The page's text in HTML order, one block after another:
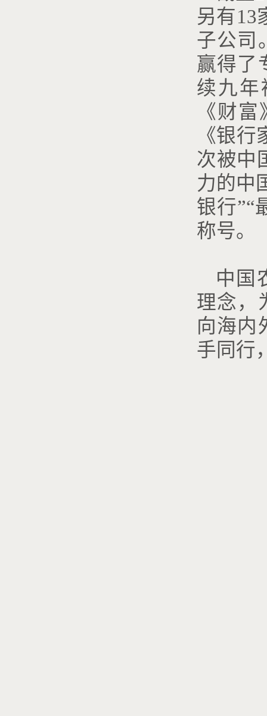
另有13
子公司
赢得了
续九年
《财
《银
次被中
力的中
银行”“
称号。
中国
理念，
向海内
手同行